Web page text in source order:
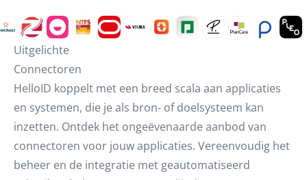
Uitgelichte
Connectoren
HelloID koppelt met een breed scala aan applicaties
en systemen, die je als bron- of doelsysteem kan
inzetten. Ontdek het ongeëvenaarde aanbod van
connectoren voor jouw applicaties. Vereenvoudig het
beheer en de integratie met geautomatiseerd